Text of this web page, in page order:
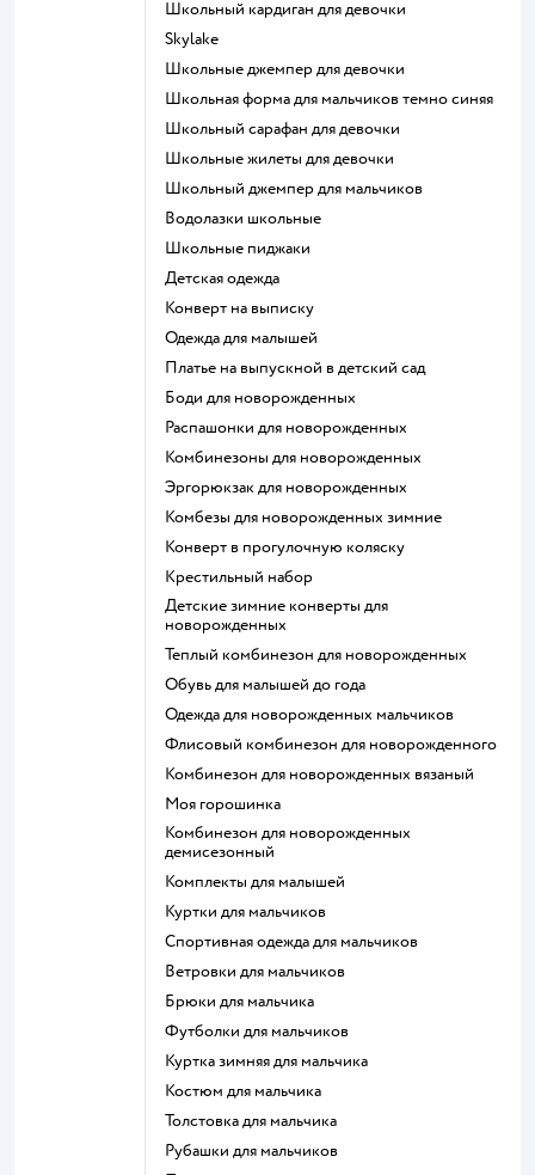
Школьный кардиган для девочки
Skylake
Школьные джемпер для девочки
Школьная форма для мальчиков темно синяя
Школьный сарафан для девочки
Школьные жилеты для девочки
Школьный джемпер для мальчиков
Водолазки школьные
Школьные пиджаки
Детская одежда
Конверт на выписку
Одежда для малышей
Платье на выпускной в детский сад
Боди для новорожденных
Распашонки для новорожденных
Комбинезоны для новорожденных
Эргорюкзак для новорожденных
Комбезы для новорожденных зимние
Конверт в прогулочную коляску
Крестильный набор
Детские зимние конверты для
новорожденных
Теплый комбинезон для новорожденных
Обувь для малышей до года
Одежда для новорожденных мальчиков
Флисовый комбинезон для новорожденного
Комбинезон для новорожденных вязаный
Моя горошинка
Комбинезон для новорожденных
демисезонный
Комплекты для малышей
Куртки для мальчиков
Спортивная одежда для мальчиков
Ветровки для мальчиков
Брюки для мальчика
Футболки для мальчиков
Куртка зимняя для мальчика
Костюм для мальчика
Толстовка для мальчика
Рубашки для мальчиков